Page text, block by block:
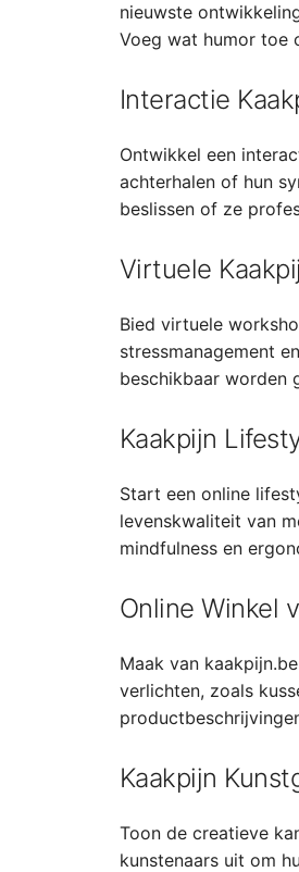
nieuwste
Voeg wat humor toe
Interactie
Ontwikkel een
achterhalen of hun
beslissen of ze
Virtuele
Bied virtuele
stressmanagement
beschikbaar worden
Kaakpijn
Start een online
levenskwaliteit van
mindfulness en
Online Winkel
Maak van
verlichten, zoals
Kaakpijn
Toon de creatieve
kunstenaars uit om